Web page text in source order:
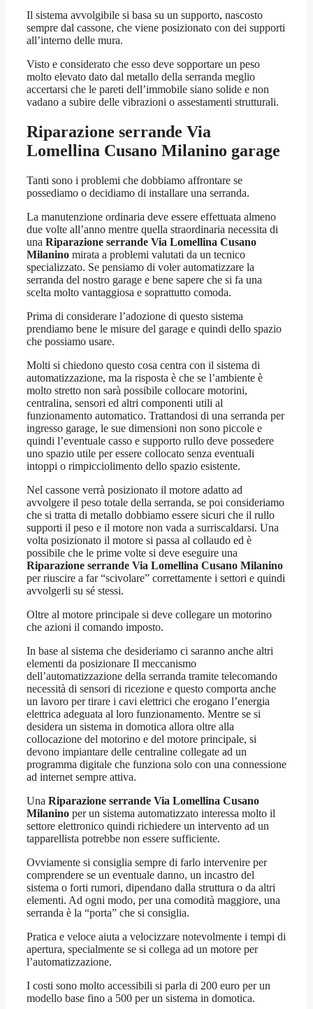
Il sistema avvolgibile si basa su un supporto, nascosto
sempre dal cassone, che viene posizionato con dei supporti
all’interno delle mura.
Visto e considerato che esso deve sopportare un peso
molto elevato dato dal metallo della serranda meglio
accertarsi che le pareti dell’immobile siano solide e non
vadano a subire delle vibrazioni o assestamenti strutturali.
Riparazione serrande Via
Lomellina Cusano Milanino garage
Tanti sono i problemi che dobbiamo affrontare se
possediamo o decidiamo di installare una serranda.
La manutenzione ordinaria deve essere effettuata almeno
due volte all’anno mentre quella straordinaria necessita di
una Riparazione serrande Via Lomellina Cusano
Milanino mirata a problemi valutati da un tecnico
specializzato. Se pensiamo di voler automatizzare la
serranda del nostro garage e bene sapere che si fa una
scelta molto vantaggiosa e soprattutto comoda.
Prima di considerare l’adozione di questo sistema
prendiamo bene le misure del garage e quindi dello spazio
che possiamo usare.
Molti si chiedono questo cosa centra con il sistema di
automatizzazione, ma la risposta è che se l’ambiente è
molto stretto non sarà possibile collocare motorini,
centralina, sensori ed altri componenti utili al
funzionamento automatico. Trattandosi di una serranda per
ingresso garage, le sue dimensioni non sono piccole e
quindi l’eventuale casso e supporto rullo deve possedere
uno spazio utile per essere collocato senza eventuali
intoppi o rimpicciolimento dello spazio esistente.
Nel cassone verrà posizionato il motore adatto ad
avvolgere il peso totale della serranda, se poi consideriamo
che si tratta di metallo dobbiamo essere sicuri che il rullo
supporti il peso e il motore non vada a surriscaldarsi. Una
volta posizionato il motore si passa al collaudo ed è
possibile che le prime volte si deve eseguire una
Riparazione serrande Via Lomellina Cusano Milanino
per riuscire a far “scivolare” correttamente i settori e quindi
avvolgerli su sé stessi.
Oltre al motore principale si deve collegare un motorino
che azioni il comando imposto.
In base al sistema che desideriamo ci saranno anche altri
elementi da posizionare Il meccanismo
dell’automatizzazione della serranda tramite telecomando
necessità di sensori di ricezione e questo comporta anche
un lavoro per tirare i cavi elettrici che erogano l’energia
elettrica adeguata al loro funzionamento. Mentre se si
desidera un sistema in domotica allora oltre alla
collocazione del motorino e del motore principale, si
devono impiantare delle centraline collegate ad un
programma digitale che funziona solo con una connessione
ad internet sempre attiva.
Una Riparazione serrande Via Lomellina Cusano
Milanino per un sistema automatizzato interessa molto il
settore elettronico quindi richiedere un intervento ad un
tapparellista potrebbe non essere sufficiente.
Ovviamente si consiglia sempre di farlo intervenire per
comprendere se un eventuale danno, un incastro del
sistema o forti rumori, dipendano dalla struttura o da altri
elementi. Ad ogni modo, per una comodità maggiore, una
serranda è la “porta” che si consiglia.
Pratica e veloce aiuta a velocizzare notevolmente i tempi di
apertura, specialmente se si collega ad un motore per
l’automatizzazione.
I costi sono molto accessibili si parla di 200 euro per un
modello base fino a 500 per un sistema in domotica.